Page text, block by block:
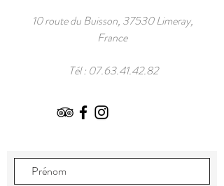
10 route du Buisson, 37530 Limeray,
France
Tél : 07.63.41.42.82